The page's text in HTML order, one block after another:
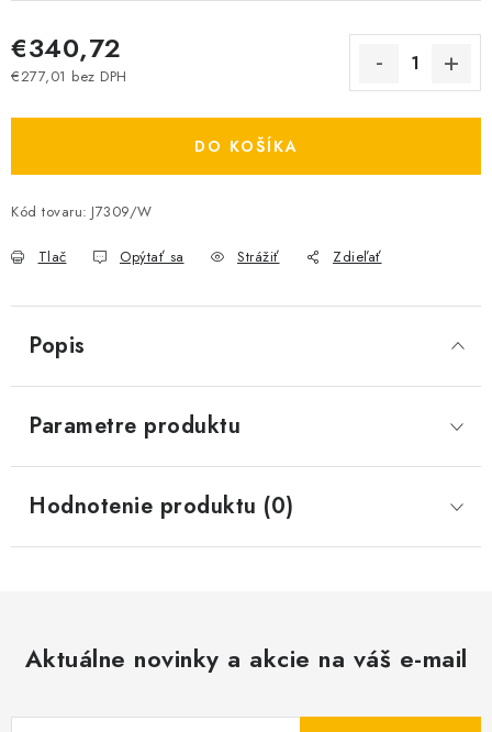
€340,72
€277,01 bez DPH
DO KOŠÍKA
Kód tovaru: J7309/W
Tlač Opýtať sa Strážiť Zdieľať
Popis
Parametre produktu
Hodnotenie produktu (0)
Aktuálne novinky a akcie na váš e-mail